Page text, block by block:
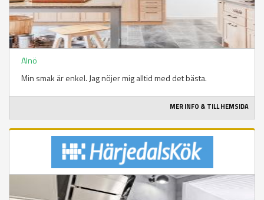
Alnö
Min smak är enkel. Jag nöjer mig alltid med det bästa.
MER INFO & TILL HEMSIDA